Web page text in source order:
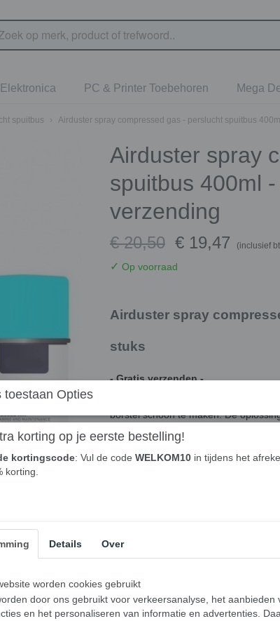
Elektronica PC & Printer Toebehoren Mega
spuitbus › Airduster spray compressed gas - perslucht spuitbus
Airduster spray
spuitbus 400ml
verzending
€ 20,50 € 19,47 (inclusief
✓ Op voorraad
Airduster spray
stuks
- Gratis verzenden -
Verzamelt uw pc of toetsenbord ook
borstel schoon te maken. De
Luchtspray verwijdert stof veel
toetsen van uw toetsenbord en
handiger om te gebruiken dan een
LET OP! Volgens Europese
De voordelen van deze
✓ Perslucht reiniger is een veilige en
apparaten
✓ De spuitbus heeft een capaciteit
✓ U kunt ook schoonmaken op
Maak uw elektrische
toestaan Opties
korting op je eerste bestelling!
kortingscode: Vul de code WELKOM10 in tijdens het
korting.
Details Over
worden cookies gebruikt
door ons gebruikt voor verkeersanalyse, het aanbieden
en het personaliseren van informatie en advertenties.